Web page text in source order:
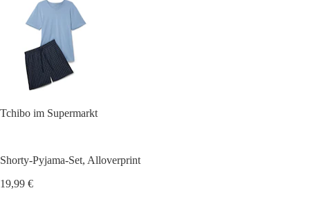
Tchibo im Supermarkt
Shorty-Pyjama-Set, Alloverprint
19,99 €